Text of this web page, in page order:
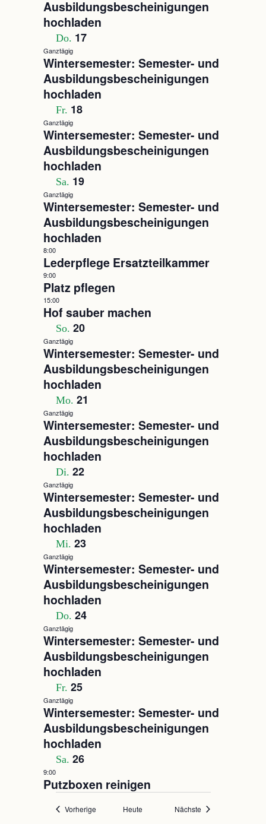
Ausbildungsbescheinigungen
hochladen
Do. 17
Ganztägig
Wintersemester: Semester- und
Ausbildungsbescheinigungen
hochladen
Fr. 18
Ganztägig
Wintersemester: Semester- und
Ausbildungsbescheinigungen
hochladen
Sa. 19
Ganztägig
Wintersemester: Semester- und
Ausbildungsbescheinigungen
hochladen
8:00
Lederpflege Ersatzteilkammer
9:00
Platz pflegen
15:00
Hof sauber machen
So. 20
Ganztägig
Wintersemester: Semester- und
Ausbildungsbescheinigungen
hochladen
Mo. 21
Ganztägig
Wintersemester: Semester- und
Ausbildungsbescheinigungen
hochladen
Di. 22
Ganztägig
Wintersemester: Semester- und
Ausbildungsbescheinigungen
hochladen
Mi. 23
Ganztägig
Wintersemester: Semester- und
Ausbildungsbescheinigungen
hochladen
Do. 24
Ganztägig
Wintersemester: Semester- und
Ausbildungsbescheinigungen
hochladen
Fr. 25
Ganztägig
Wintersemester: Semester- und
Ausbildungsbescheinigungen
hochladen
Sa. 26
9:00
Putzboxen reinigen
VorherigeVeranstaltungen
Heute Nächste Veranstaltungen